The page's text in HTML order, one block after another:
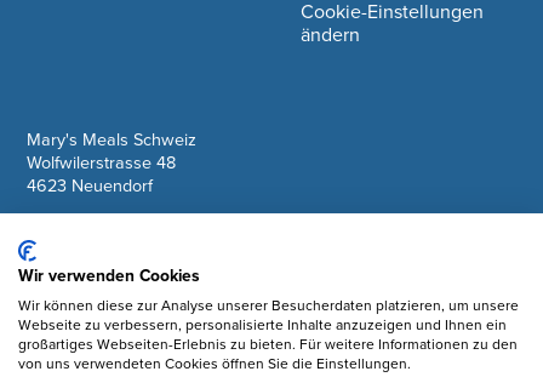
Mary's Meals Schweiz
Wolfwilerstrasse 48
4623 Neuendorf
IBAN: CH61 0900 0000 6175 7127 6
Cookie-Einstellungen
ändern
Facebook
Instagram
Wir verwenden Cookies
Wir können diese zur Analyse unserer Besucherdaten platzieren, um unsere
Webseite zu verbessern, personalisierte Inhalte anzuzeigen und Ihnen ein
großartiges Webseiten-Erlebnis zu bieten. Für weitere Informationen zu den
von uns verwendeten Cookies öffnen Sie die Einstellungen.